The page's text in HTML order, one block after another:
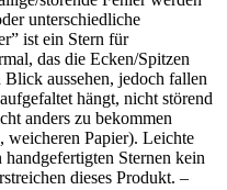
unterschiedliche
ist ein Stern für
das die Ecken/Spitzen
aussehen, jedoch fallen
hängt, nicht störend
anders zu bekommen
weicheren Papier). Leichte
Sternen kein
dieses Produkt. –